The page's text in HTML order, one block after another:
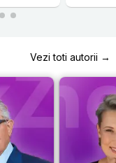
Vezi toti autorii →